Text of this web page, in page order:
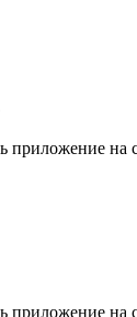
приложение на
приложение на